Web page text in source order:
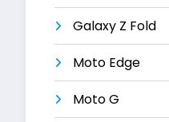
Galaxy Z Fold
Moto Edge
Moto G